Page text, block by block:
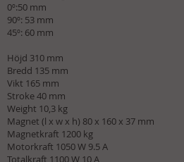
0º:50 mm
90º: 53 mm
45º: 60 mm
Höjd 310 mm
Bredd 135 mm
Vikt 165 mm
Stroke 40 mm
Weight 10,3 kg
Magnet (l x w x h) 80 x 160 x 37 mm
Magnetkraft 1200 kg
Motorkraft 1050 W 9.5 A
Totalkraft 1100 W 10 A